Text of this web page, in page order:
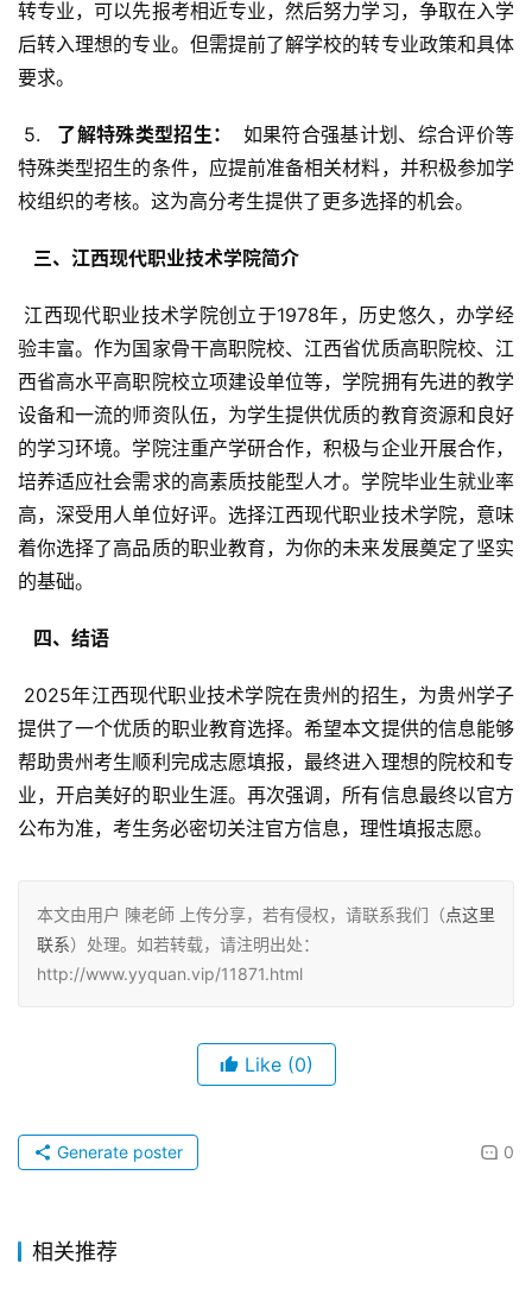
转专业，可以先报考相近专业，然后努力学习，争取在入学
后转入理想的专业。但需提前了解学校的转专业政策和具体
要求。
5.
  了解特殊类型招生：
如果符合强基计划、综合评价等
特殊类型招生的条件，应提前准备相关材料，并积极参加学
校组织的考核。这为高分考生提供了更多选择的机会。
  三、江西现代职业技术学院简介
验丰富。作为国家骨干高职院校、江西省优质高职院校、江
西省高水平高职院校立项建设单位等，学院拥有先进的教学
设备和一流的师资队伍，为学生提供优质的教育资源和良好
的学习环境。学院注重产学研合作，积极与企业开展合作，
培养适应社会需求的高素质技能型人才。学院毕业生就业率
高，深受用人单位好评。选择江西现代职业技术学院，意味
着你选择了高品质的职业教育，为你的未来发展奠定了坚实
的基础。
  四、结语
提供了一个优质的职业教育选择。希望本文提供的信息能够
帮助贵州考生顺利完成志愿填报，最终进入理想的院校和专
业，开启美好的职业生涯。再次强调，所有信息最终以官方
公布为准，考生务必密切关注官方信息，理性填报志愿。
本文由用户 陳老師 上传分享，若有侵权，请联系我们（点这里
联系）处理。如若转载，请注明出处：
http://www.yyquan.vip/11871.html
Like (0)
0
Generate poster
相关推荐